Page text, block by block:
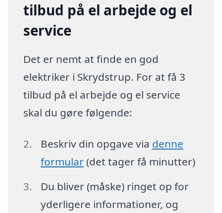
tilbud på el arbejde og el
service
Det er nemt at finde en god
elektriker i Skrydstrup. For at få 3
tilbud på el arbejde og el service
skal du gøre følgende:
Beskriv din opgave via denne
formular(det tager få minutter)
Du bliver (måske) ringet op for
yderligere informationer, og